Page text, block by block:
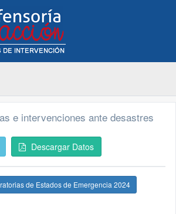
e intervenciones ante desastres
Descargar Datos
de Estados de Emergencia 2024